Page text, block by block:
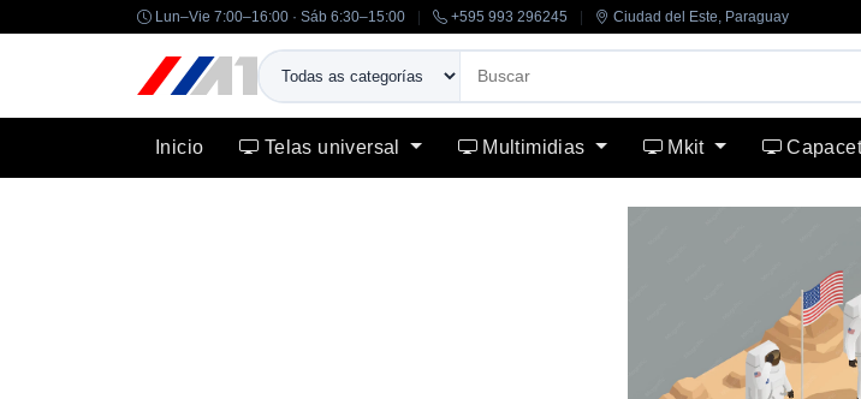
Lun–Vie 7:00–16:00 · Sáb 6:30–15:00 +595 993 296245 Ciudad del Este, Paraguay
Inicio Telas universal Multimidias Mkit